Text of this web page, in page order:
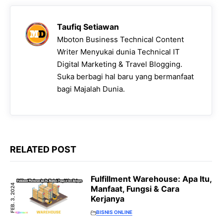
Taufiq Setiawan
Mboton Business Technical Content
Writer Menyukai dunia Technical IT
Digital Marketing & Travel Blogging.
Suka berbagi hal baru yang bermanfaat
bagi Majalah Dunia.
RELATED POST
FEB. 3, 2024
Fulfillment Warehouse: Apa Itu,
Manfaat, Fungsi & Cara
Kerjanya
BISNIS ONLINE